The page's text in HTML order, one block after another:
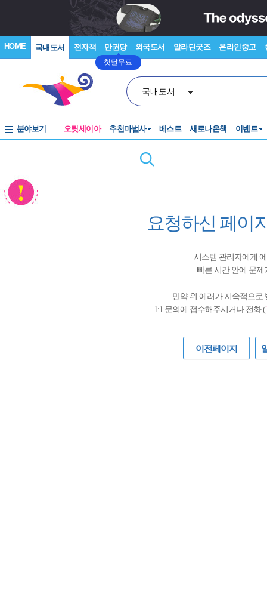
HOME 국내도서 전자책 만권당
첫달무료
외국도서 알라딘굿즈 온라인중고
국내도서
분야보기 오뒷세이아 추천마법사 베스트 새로나온책 이벤트
요청하신 페이
시스템 관리자에게
빠른 시간 안에 문
만약 위 에러가 지속적으로
1:1 문의에 접수해주시거나 전화 (
이전페이지